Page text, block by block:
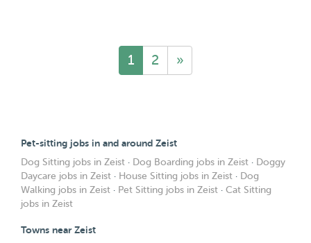
1 2 »
Pet-sitting jobs in and around Zeist
Dog Sitting jobs in Zeist · Dog Boarding jobs in Zeist · Doggy
Daycare jobs in Zeist · House Sitting jobs in Zeist · Dog
Walking jobs in Zeist · Pet Sitting jobs in Zeist · Cat Sitting
jobs in Zeist
Towns near Zeist